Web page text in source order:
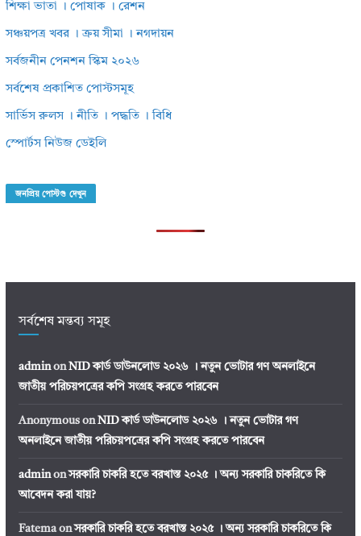
শিক্ষা ভাতা । পোষাক । রেশন
সঞ্চয়পত্র খবর । ক্রয় সীমা । নগদায়ন
সর্বজনীন পেনশন স্কিম ২০২৬
সর্বশেষ প্রকাশিত পোস্টসমূহ
সার্ভিস রুলস । নীতি । পদ্ধতি । বিধি
স্পোর্টস নিউজ ডেইলি
জনপ্রিয় পোস্টগু দেখুন
সর্বশেষ মন্তব্য সমূহ
adminonNID কার্ড ডাউনলোড ২০২৬ । নতুন ভোটার গণ অনলাইনে
জাতীয় পরিচয়পত্রের কপি সংগ্রহ করতে পারবেন
AnonymousonNID কার্ড ডাউনলোড ২০২৬ । নতুন ভোটার গণ
অনলাইনে জাতীয় পরিচয়পত্রের কপি সংগ্রহ করতে পারবেন
adminonসরকারি চাকরি হতে বরখাস্ত ২০২৫ । অন্য সরকারি চাকরিতে কি
আবেদন করা যায়?
Fatemaonসরকারি চাকরি হতে বরখাস্ত ২০২৫ । অন্য সরকারি চাকরিতে কি